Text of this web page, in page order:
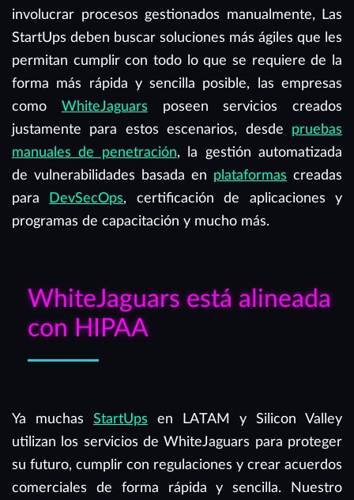
involucrar procesos gestionados manualmente, Las
StartUps deben buscar soluciones más ágiles que les
permitan cumplir con todo lo que se requiere de la
forma más rápida y sencilla posible, las empresas
como WhiteJaguars poseen servicios creados
justamente para estos escenarios, desde pruebas
manuales de penetración, la gestión automatizada
de vulnerabilidades basada en plataformas creadas
para DevSecOps, certificación de aplicaciones y
programas de capacitación y mucho más.
WhiteJaguars está alineada
con HIPAA
Ya muchas StartUps en LATAM y Silicon Valley
utilizan los servicios de WhiteJaguars para proteger
su futuro, cumplir con regulaciones y crear acuerdos
comerciales de forma rápida y sencilla. Nuestro